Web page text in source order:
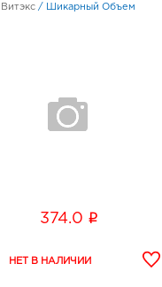
Витэкс / Шикарный Объем
374.0 i